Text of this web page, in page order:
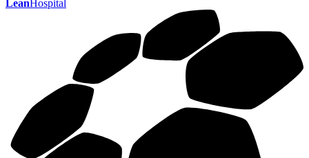
Lean Hospital